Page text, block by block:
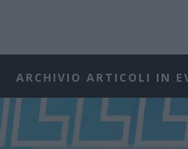
ARCHIVIO ARTICOLI IN